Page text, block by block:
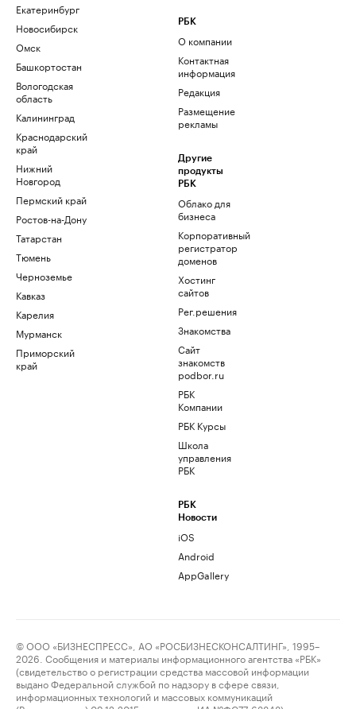
Екатеринбург
Новосибирск
Омск
Башкортостан
Вологодская
область
Калининград
Краснодарский
край
Нижний
Новгород
Пермский край
Ростов-на-Дону
Татарстан
Тюмень
Черноземье
Кавказ
Карелия
Мурманск
Приморский
край
РБК
О компании
Контактная
информация
Редакция
Размещение
рекламы
Другие
продукты
РБК
Облако для
бизнеса
Корпоративный
регистратор
доменов
Хостинг
сайтов
Рег.решения
Знакомства
Сайт
знакомств
podbor.ru
РБК
Компании
РБК Курсы
Школа
управления
РБК
РБК
Новости
iOS
Android
AppGallery
© ООО «БИЗНЕСПРЕСС», АО «РОСБИЗНЕСКОНСАЛТИНГ», 1995–
2026. Сообщения и материалы информационного агентства «РБК»
(свидетельство о регистрации средства массовой информации
выдано Федеральной службой по надзору в сфере связи,
информационных технологий и массовых коммуникаций